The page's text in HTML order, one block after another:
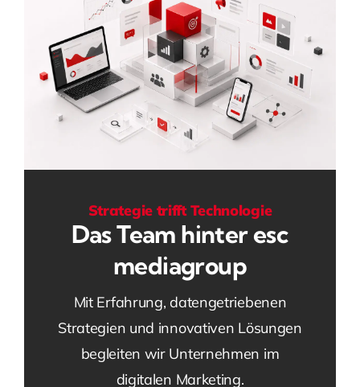
Strategie trifft Technologie
Das Team hinter esc
mediagroup
Mit Erfahrung, datengetriebenen
Strategien und innovativen Lösungen
begleiten wir Unternehmen im
digitalen Marketing.